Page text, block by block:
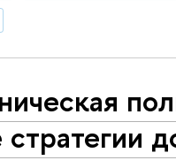
стратегии